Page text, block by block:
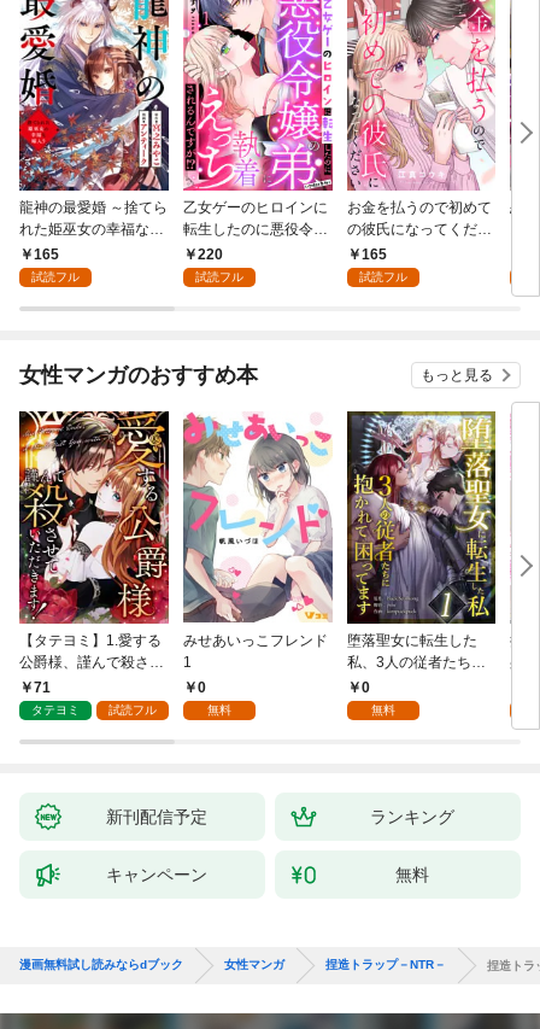
龍神の最愛婚 ～捨てら
れた姫巫女の幸福な嫁
入り～: 1
165
試読フル
乙女ゲーのヒロインに
転生したのに悪役令嬢
の弟（攻略対象外）に
執着えっちされるんで
220
試読フル
お金を払うので初めて
の彼氏になってくださ
い: 1
165
試読フル
恋
女性マンガのおすすめ本 もっと見る
【タテヨミ】1.愛する
公爵様、謹んで殺させ
ていただきます！
71
タテヨミ 試読フル
みせあいっこフレンド
1
0
無料
堕落聖女に転生した
私、3人の従者たちに
抱かれて困ってます 第
1話
0
無料
授
身
新刊配信予定 ランキング
キャンペーン 無料
漫画無料試し読みならdブック 女性マンガ 捏造トラップ－NTR－ 捏造トラ